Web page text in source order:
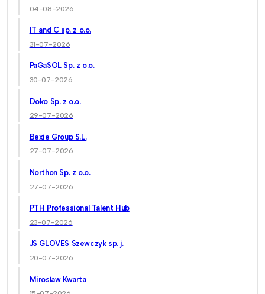
04-08-2026
IT and C sp. z o.o.
31-07-2026
PaGaSOL Sp. z o.o.
30-07-2026
Doko Sp. z o.o.
29-07-2026
Bexie Group S.L.
27-07-2026
Northon Sp. z o.o.
27-07-2026
PTH Professional Talent Hub
23-07-2026
JS GLOVES Szewczyk sp. j.
20-07-2026
Mirosław Kwarta